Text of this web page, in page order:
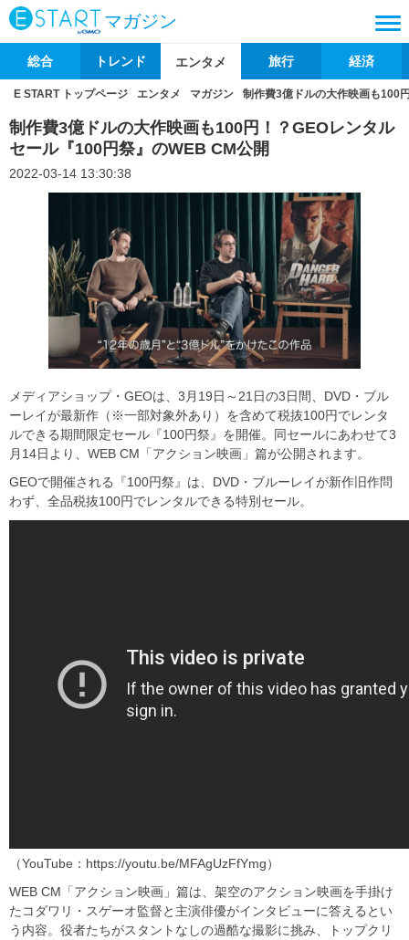
マガジン
総合 トレンド エンタメ 旅行 経済
E START トップページ エンタメ マガジン 制作費3億ドルの大作映画も100
制作費3億ドルの大作映画も100円！？GEOレンタル
セール『100円祭』のWEB CM公開
2022-03-14 13:30:38
メディアショップ・GEOは、3月19日～21日の3日間、DVD・ブル
ーレイが最新作（※一部対象外あり）を含めて税抜100円でレンタ
ルできる期間限定セール『100円祭』を開催。同セールにあわせて3
月14日より、WEB CM「アクション映画」篇が公開されます。
GEOで開催される『100円祭』は、DVD・ブルーレイが新作旧作問
わず、全品税抜100円でレンタルできる特別セール。
（YouTube：https://youtu.be/MFAgUzFfYmg）
WEB CM「アクション映画」篇は、架空のアクション映画を手掛け
たコダワリ・スゲーオ監督と主演俳優がインタビューに答えるとい
う内容。役者たちがスタントなしの過酷な撮影に挑み、トップクリ